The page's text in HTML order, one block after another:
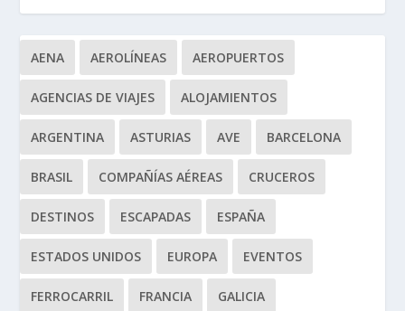
AENA AEROLÍNEAS AEROPUERTOS
AGENCIAS DE VIAJES ALOJAMIENTOS
ARGENTINA ASTURIAS AVE BARCELONA
BRASIL COMPAÑÍAS AÉREAS CRUCEROS
DESTINOS ESCAPADAS ESPAÑA
ESTADOS UNIDOS EUROPA EVENTOS
FERROCARRIL FRANCIA GALICIA